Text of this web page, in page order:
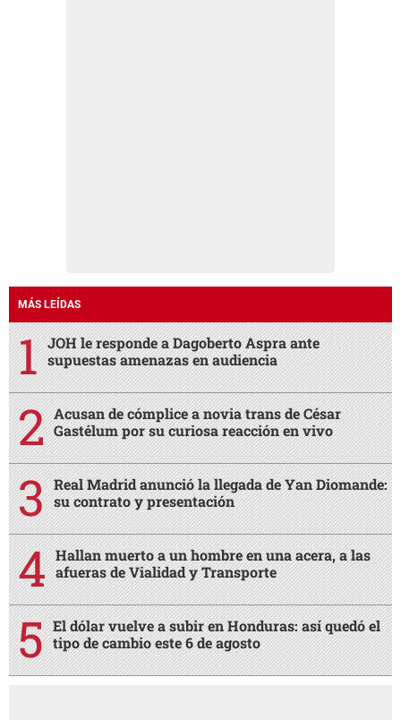
MÁS LEÍDAS
JOH le responde a Dagoberto Aspra ante
supuestas amenazas en audiencia
Acusan de cómplice a novia trans de César
Gastélum por su curiosa reacción en vivo
Real Madrid anunció la llegada de Yan Diomande:
su contrato y presentación
Hallan muerto a un hombre en una acera, a las
afueras de Vialidad y Transporte
El dólar vuelve a subir en Honduras: así quedó el
tipo de cambio este 6 de agosto